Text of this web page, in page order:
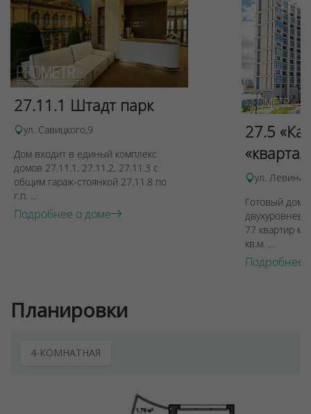
27.11.1 Штадт парк
ул. Савицкого,9
Дом входит в единый комплекс
домов 27.11.1, 27.11.2, 27.11.3 с
общим гараж-стоянкой 27.11.8 по
г.п. ...
Подробнее о доме
27.5
ул. Левина,
Готовый дом
77 квартир
кв.м. ...
Подробнее
Планировки
4-КОМНАТНАЯ